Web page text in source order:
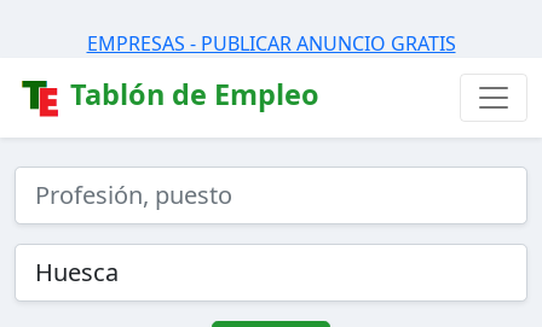
EMPRESAS - PUBLICAR ANUNCIO GRATIS
Tablón de Empleo